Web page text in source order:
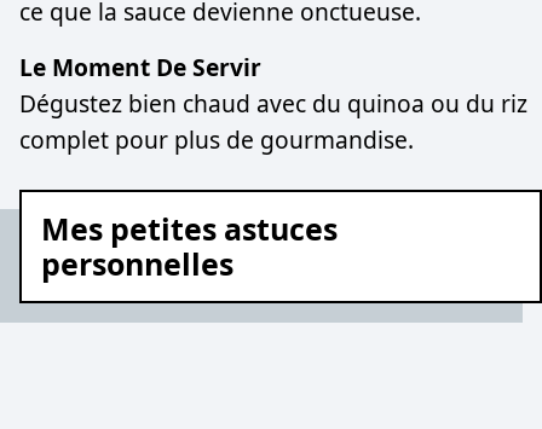
ce que la sauce devienne onctueuse.
Le Moment De Servir
Dégustez bien chaud avec du quinoa ou du riz
complet pour plus de gourmandise.
Mes petites astuces
personnelles